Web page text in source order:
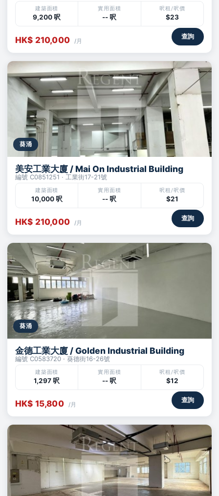
建築面積
9,200 呎
實用面積
-- 呎
呎租/呎價
$23
HK$ 210,000 /月
查詢
葵涌
美安工業大廈 / Mai On Industrial Building
編號 C0851251 · 工業街17-21號
建築面積
10,000 呎
實用面積
-- 呎
呎租/呎價
$21
HK$ 210,000 /月
查詢
葵涌
金德工業大廈 / Golden Industrial Building
編號 C0583720 · 葵德街16-26號
建築面積
1,297 呎
實用面積
-- 呎
呎租/呎價
$12
HK$ 15,800 /月
查詢